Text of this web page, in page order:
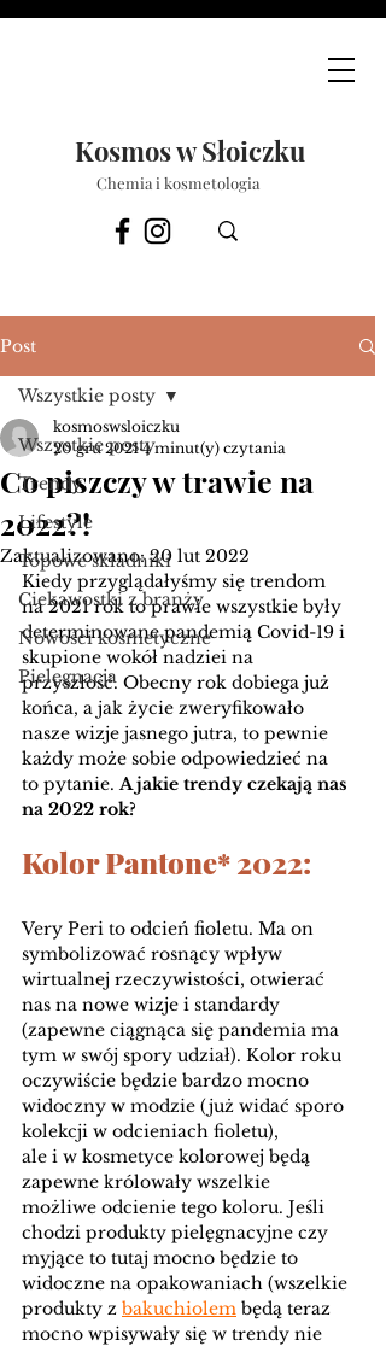
Kosmos w Słoiczku
Chemia i kosmetologia
Post
Wszystkie posty
Trendy
Lifestyle
Topowe składniki
Ciekawostki z branży
Nowości kosmetyczne
Pielęgnacja
Wszystkie posty
Co piszczy w trawie na
2022?!
kosmoswsloiczku
20 gru 2021 4 minut(y) czytania
Zaktualizowano:20 lut 2022
Kiedy przyglądałyśmy się trendom
na 2021 rok to prawie wszystkie były
determinowane pandemią Covid-19 i
skupione wokół nadziei na
przyszłość. Obecny rok dobiega już
końca, a jak życie zweryfikowało
nasze wizje jasnego jutra, to pewnie
każdy może sobie odpowiedzieć na
to pytanie. A jakie trendy czekają nas
na 2022 rok?
Kolor Pantone* 2022:
Very Peri to odcień fioletu. Ma on
symbolizować rosnący wpływ
wirtualnej rzeczywistości, otwierać
nas na nowe wizje i standardy
(zapewne ciągnąca się pandemia ma
tym w swój spory udział). Kolor roku
oczywiście będzie bardzo mocno
widoczny w modzie (już widać sporo
kolekcji w odcieniach fioletu),
ale i w kosmetyce kolorowej będą
zapewne królowały wszelkie
możliwe odcienie tego koloru. Jeśli
chodzi produkty pielęgnacyjne czy
myjące to tutaj mocno będzie to
widoczne na opakowaniach (wszelkie
produkty z bakuchiolem będą teraz
mocno wpisywały się w trendy nie